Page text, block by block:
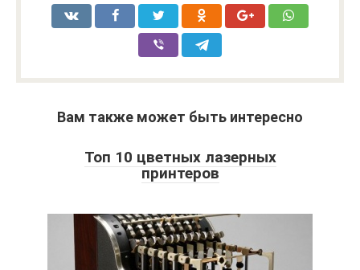
Вам также может быть интересно
Топ 10 цветных лазерных
принтеров